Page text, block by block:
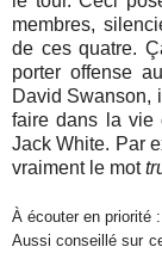
membres,
de ces quatre.
porter offense
David Swanson,
faire dans la vie
Jack White. Par
vraiment le mot
À écouter en priorité
Aussi conseillé sur